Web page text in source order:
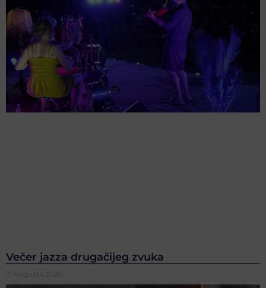
Večer jazza drugačijeg zvuka
7. Augusta 2026.